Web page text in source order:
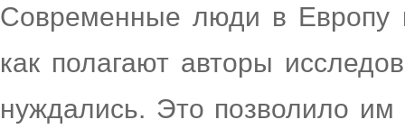
Современные люди в Европу
как полагают авторы
нуждались. Это позволило им